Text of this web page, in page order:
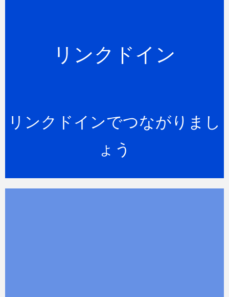
リンクドインでつながりまし
ょう
リンクドイン
リンクドイン
CONNECT NOW